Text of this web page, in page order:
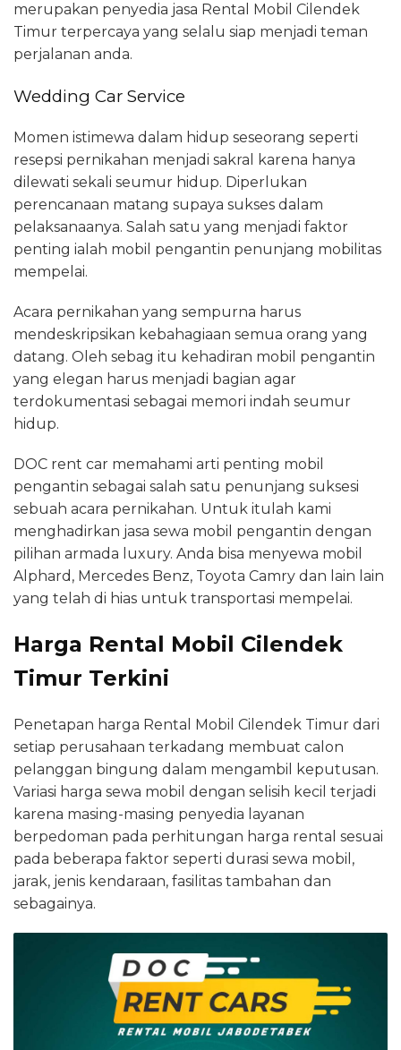
merupakan penyedia jasa Rental Mobil Cilendek
Timur terpercaya yang selalu siap menjadi teman
perjalanan anda.
Wedding Car Service
Momen istimewa dalam hidup seseorang seperti
resepsi pernikahan menjadi sakral karena hanya
dilewati sekali seumur hidup. Diperlukan
perencanaan matang supaya sukses dalam
pelaksanaanya. Salah satu yang menjadi faktor
penting ialah mobil pengantin penunjang mobilitas
mempelai.
Acara pernikahan yang sempurna harus
mendeskripsikan kebahagiaan semua orang yang
datang. Oleh sebag itu kehadiran mobil pengantin
yang elegan harus menjadi bagian agar
terdokumentasi sebagai memori indah seumur
hidup.
DOC rent car memahami arti penting mobil
pengantin sebagai salah satu penunjang suksesi
sebuah acara pernikahan. Untuk itulah kami
menghadirkan jasa sewa mobil pengantin dengan
pilihan armada luxury. Anda bisa menyewa mobil
Alphard, Mercedes Benz, Toyota Camry dan lain lain
yang telah di hias untuk transportasi mempelai.
Harga Rental Mobil Cilendek
Timur Terkini
Penetapan harga Rental Mobil Cilendek Timur dari
setiap perusahaan terkadang membuat calon
pelanggan bingung dalam mengambil keputusan.
Variasi harga sewa mobil dengan selisih kecil terjadi
karena masing-masing penyedia layanan
berpedoman pada perhitungan harga rental sesuai
pada beberapa faktor seperti durasi sewa mobil,
jarak, jenis kendaraan, fasilitas tambahan dan
sebagainya.